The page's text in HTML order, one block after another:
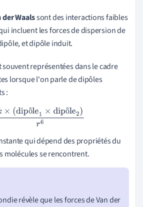
der Waalssont des interactions faibles
incluent les forces de dispersion de
et dipôle induit.
représentées dans le cadre
lorsque l'on parle de dipôles
:
ô ô
×(dipôle1×dipôle2)r6
qui dépend des propriétés du
molécules se rencontrent.
révèle que les forces de Van der